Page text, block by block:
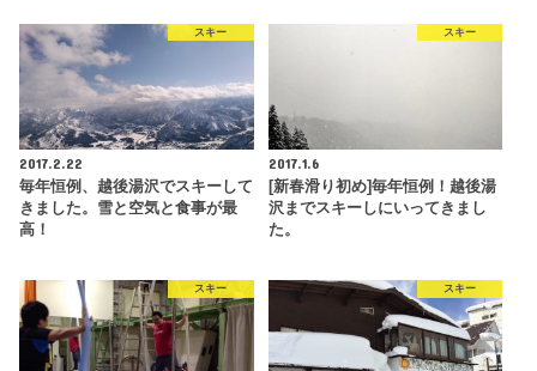
スキー
2017.2.22
毎年恒例、越後湯沢でスキーして
きました。雪と空気と食事が最
高！
スキー
2017.1.6
[新春滑り初め]毎年恒例！越後湯
沢までスキーしにいってきまし
た。
スキー スキー